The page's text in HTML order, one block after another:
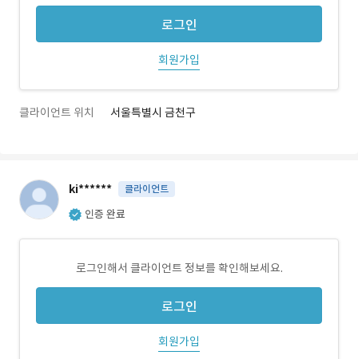
로그인
회원가입
클라이언트 위치 서울특별시 금천구
ki****** 클라이언트
인증 완료
로그인해서 클라이언트 정보를 확인해보세요.
로그인
회원가입